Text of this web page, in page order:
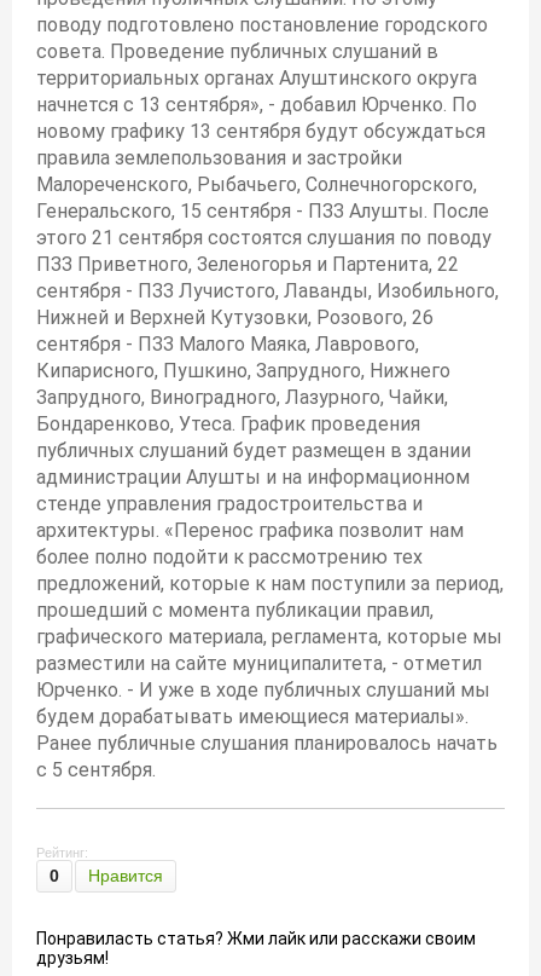
поводу подготовлено постановление городского
совета. Проведение публичных слушаний в
территориальных органах Алуштинского округа
начнется с 13 сентября», - добавил Юрченко. По
новому графику 13 сентября будут обсуждаться
правила землепользования и застройки
Малореченского, Рыбачьего, Солнечногорского,
Генеральского, 15 сентября - ПЗЗ Алушты. После
этого 21 сентября состоятся слушания по поводу
ПЗЗ Приветного, Зеленогорья и Партенита, 22
сентября - ПЗЗ Лучистого, Лаванды, Изобильного,
Нижней и Верхней Кутузовки, Розового, 26
сентября - ПЗЗ Малого Маяка, Лаврового,
Кипарисного, Пушкино, Запрудного, Нижнего
Запрудного, Виноградного, Лазурного, Чайки,
Бондаренково, Утеса. График проведения
публичных слушаний будет размещен в здании
администрации Алушты и на информационном
стенде управления градостроительства и
архитектуры. «Перенос графика позволит нам
более полно подойти к рассмотрению тех
предложений, которые к нам поступили за период,
прошедший с момента публикации правил,
графического материала, регламента, которые мы
разместили на сайте муниципалитета, - отметил
Юрченко. - И уже в ходе публичных слушаний мы
будем дорабатывать имеющиеся материалы».
Ранее публичные слушания планировалось начать
с 5 сентября.
Рейтинг:
0 Нравится
Понравиласть статья? Жми лайк или расскажи своим
друзьям!